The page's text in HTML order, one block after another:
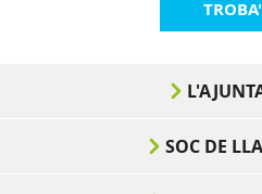
SOC DE